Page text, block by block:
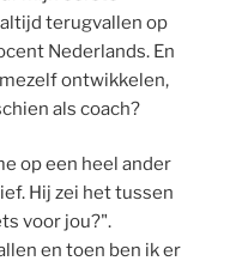
terugvallen op
Nederlands. En
ontwikkelen,
als coach?
op een heel ander
Hij zei het tussen
voor jou?".
en toen ben ik er